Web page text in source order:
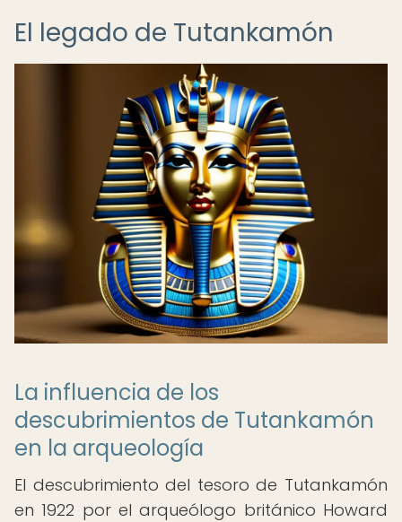
El legado de Tutankamón
La influencia de los
descubrimientos de Tutankamón
en la arqueología
El descubrimiento del tesoro de Tutankamón
en 1922 por el arqueólogo británico Howard